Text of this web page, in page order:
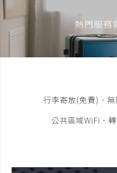
熱門服務
行李寄放(免費)．
公共區域WiFi．